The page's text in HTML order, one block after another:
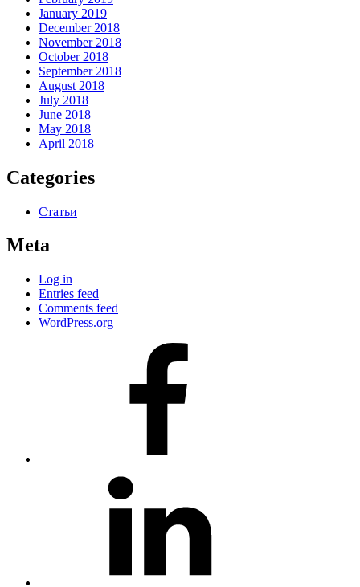
January 2019
December 2018
November 2018
October 2018
September 2018
August 2018
July 2018
June 2018
May 2018
April 2018
Categories
Статьи
Meta
Log in
Entries feed
Comments feed
WordPress.org